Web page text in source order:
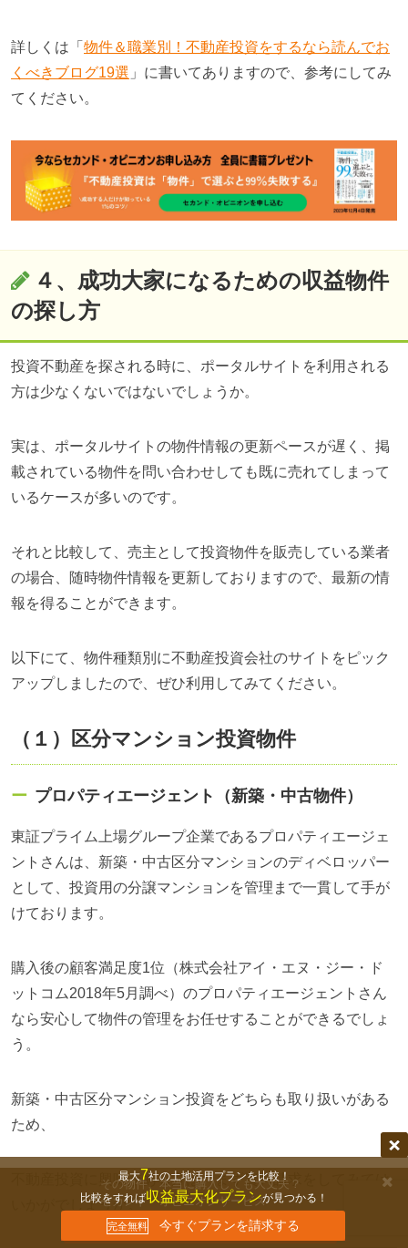
詳しくは「 物件＆職業別！不動産投資をするなら読んでお
くべきブログ19選 」に書いてありますので、参考にしてみ
てください。
４、成功大家になるための収益物件
の探し方
投資不動産を探される時に、ポータルサイトを利用される
方は少なくないではないでしょうか。
実は、ポータルサイトの物件情報の更新ペースが遅く、掲
載されている物件を問い合わせしても既に売れてしまって
いるケースが多いのです。
それと比較して、売主として投資物件を販売している業者
の場合、随時物件情報を更新しておりますので、最新の情
報を得ることができます。
以下にて、物件種類別に不動産投資会社のサイトをピック
アップしましたので、ぜひ利用してみてください。
（１）区分マンション投資物件
プロパティエージェント（新築・中古物件）
東証プライム上場グループ企業であるプロパティエージェ
ントさんは、新築・中古区分マンションのディベロッパー
として、投資用の分譲マンションを管理まで一貫して手が
けております。
購入後の顧客満足度1位（株式会社アイ・エヌ・ジー・ド
ットコム2018年5月調べ）のプロパティエージェントさん
なら安心して物件の管理をお任せすることができるでしょ
う。
新築・中古区分マンション投資をどちらも取り扱いがある
ため、
不動産投資に興味がある方は、まず資料請求をしてみては
いかがでしょうか。
その物件、本当に購入しても大丈夫？
セカンド・オピニオンサービス
無料で相談する
最大7社の土地活用プランを比較！
比較をすれば収益最大化プランが見つかる！
今すぐプランを請求する